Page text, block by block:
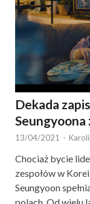
Dekada
Seungyoona
13/04/2021 -
Chociaż bycie
zespołów w
Seungyoon